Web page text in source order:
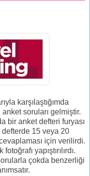
karşılaştığımda
anket soruları gelmiştir.
bir anket defteri furyası
defterde 15 veya 20
için verilirdi.
yapıştırılırdı.
çokda benzerliği